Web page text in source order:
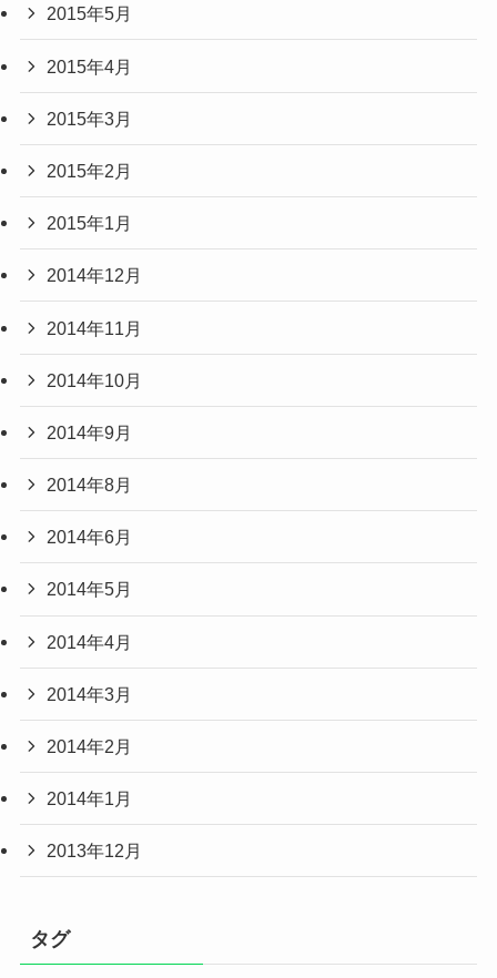
2015年5月
2015年4月
2015年3月
2015年2月
2015年1月
2014年12月
2014年11月
2014年10月
2014年9月
2014年8月
2014年6月
2014年5月
2014年4月
2014年3月
2014年2月
2014年1月
2013年12月
タグ